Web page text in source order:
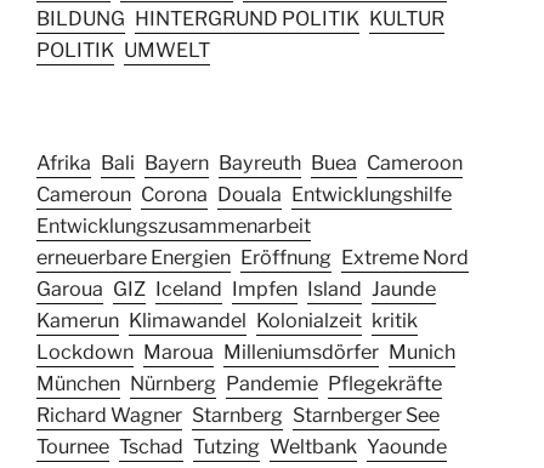
BILDUNG HINTERGRUND POLITIK KULTUR
POLITIK UMWELT
Afrika Bali Bayern Bayreuth Buea Cameroon
Cameroun Corona Douala Entwicklungshilfe
Entwicklungszusammenarbeit
erneuerbare Energien Eröffnung Extreme Nord
Garoua GIZ Iceland Impfen Island Jaunde
Kamerun Klimawandel Kolonialzeit kritik
Lockdown Maroua Milleniumsdörfer Munich
München Nürnberg Pandemie Pflegekräfte
Richard Wagner Starnberg Starnberger See
Tournee Tschad Tutzing Weltbank Yaounde